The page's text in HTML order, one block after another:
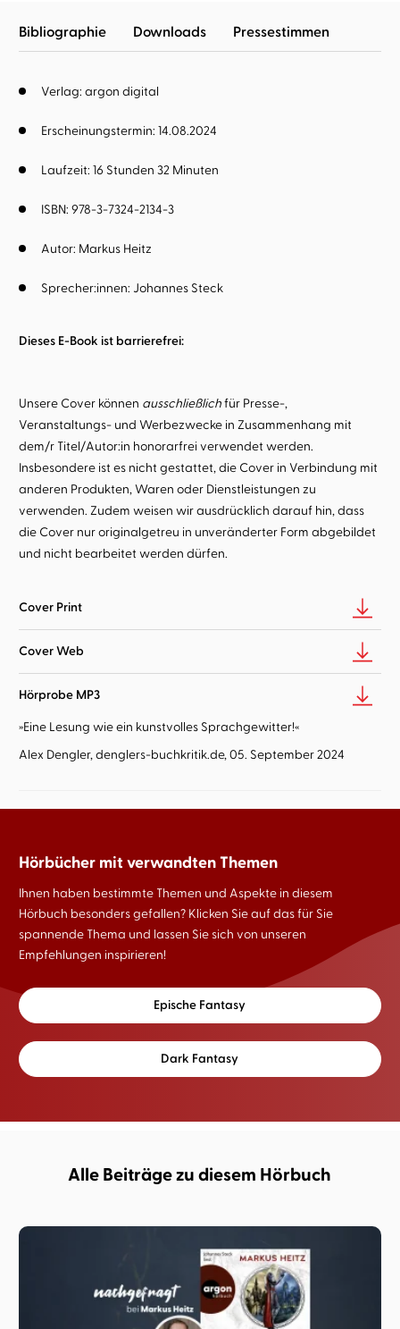
Bibliographie Downloads Pressestimmen
Verlag: argon digital
Erscheinungstermin: 14.08.2024
Laufzeit: 16 Stunden 32 Minuten
ISBN: 978-3-7324-2134-3
Autor: Markus Heitz
Sprecher:innen: Johannes Steck
Dieses E-Book ist barrierefrei:
Unsere Cover können ausschließlichfür Presse-,
Veranstaltungs- und Werbezwecke in Zusammenhang mit
dem/r Titel/Autor:in honorarfrei verwendet werden.
Insbesondere ist es nicht gestattet, die Cover in Verbindung mit
anderen Produkten, Waren oder Dienstleistungen zu
verwenden. Zudem weisen wir ausdrücklich darauf hin, dass
die Cover nur originalgetreu in unveränderter Form abgebildet
und nicht bearbeitet werden dürfen.
Cover Print
Cover Web
Hörprobe MP3
»Eine Lesung wie ein kunstvolles Sprachgewitter!«
Alex Dengler, denglers-buchkritik.de, 05. September 2024
Hörbücher mit verwandten Themen
Ihnen haben bestimmte Themen und Aspekte in diesem
Hörbuch besonders gefallen? Klicken Sie auf das für Sie
spannende Thema und lassen Sie sich von unseren
Empfehlungen inspirieren!
Epische Fantasy
Dark Fantasy
Alle Beiträge zu diesem Hörbuch